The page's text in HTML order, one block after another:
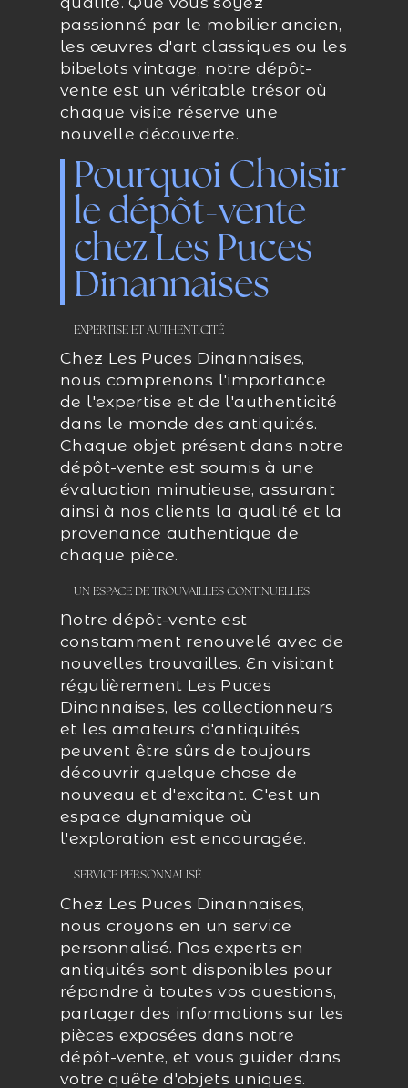
passionné par le mobilier ancien,
les œuvres d'art classiques ou les
bibelots vintage, notre dépôt-
vente est un véritable trésor où
chaque visite réserve une
nouvelle découverte.
Pourquoi Choisir
le dépôt-vente
chez Les Puces
Dinannaises
EXPERTISE ET AUTHENTICITÉ
Chez Les Puces Dinannaises,
nous comprenons l'importance
de l'expertise et de l'authenticité
dans le monde des antiquités.
Chaque objet présent dans notre
dépôt-vente est soumis à une
évaluation minutieuse, assurant
ainsi à nos clients la qualité et la
provenance authentique de
chaque pièce.
UN ESPACE DE TROUVAILLES CONTINUELLES
Notre dépôt-vente est
constamment renouvelé avec de
nouvelles trouvailles. En visitant
régulièrement Les Puces
Dinannaises, les collectionneurs
et les amateurs d'antiquités
peuvent être sûrs de toujours
découvrir quelque chose de
nouveau et d'excitant. C'est un
espace dynamique où
l'exploration est encouragée.
SERVICE PERSONNALISÉ
Chez Les Puces Dinannaises,
nous croyons en un service
personnalisé. Nos experts en
antiquités sont disponibles pour
répondre à toutes vos questions,
partager des informations sur les
pièces exposées dans notre
dépôt-vente, et vous guider dans
votre quête d'objets uniques.